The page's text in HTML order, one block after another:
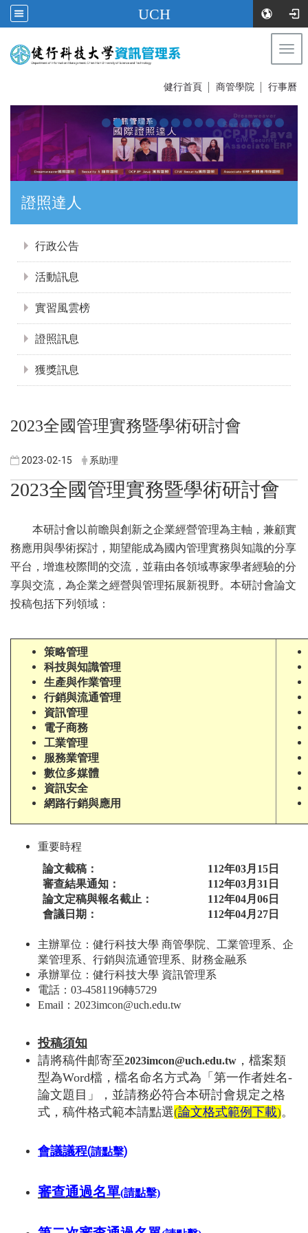
UCH
健行首頁 商管學院 行事曆
證照達人
行政公告
活動訊息
實習風雲榜
證照訊息
獲獎訊息
2023全國管理實務暨學術研討會
2023-02-15 系助理
2023全國管理實務暨學術研討會
本研討會以前瞻與創新之企業經營管理為主軸，兼顧實
務應用與學術探討，期望能成為國內管理實務與知識的分享
平台，增進校際間的交流，並藉由各領域專家學者經驗的分
享與交流，為企業之經營與管理拓展新視野。本研討會論文
投稿包括下列領域：
策略管理
科技與知識管理
生產與作業管理
行銷與流通管理
資訊管理
電子商務
工業管理
服務業管理
數位多媒體
資訊安全
網路行銷與應用
重要時程
論文截稿：
112年03月15日
審查結果通知：
112年03月31日
論文定稿與報名截止：
112年04月06日
會議日期：
112年04月27日
主辦單位：健行科技大學 商管學院
工業管理系、企
業管理系
行銷與流通管理系、財務金融系
承辦單位：健行科技大學 資訊管理系
電話：03-4581196轉5729
Email：2023imcon@uch.edu.tw
投稿須知
請將稿件邮寄至2023imcon@uch.edu.tw ，檔案類
型為Word檔，檔名命名方式為「第一作者姓名-
論文題目」，並請務必符合本研討會規定之格
式，稿件格式範本請點選(論文格式範例下載)。
會議議程(請點擊)
審查通過名單(請點擊)